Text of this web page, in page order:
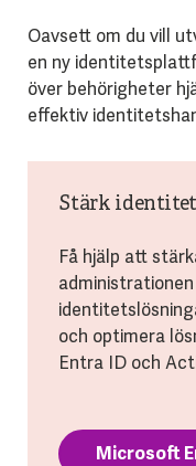
Oavsett om du vill
en ny
över behörigheter
effektiv
Stärk
Få hjälp att
och optimera
Entra ID och
Microsoft